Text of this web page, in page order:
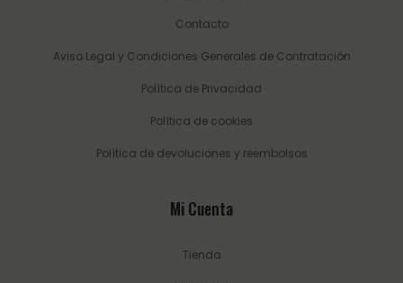
Contacto
Aviso Legal y Condiciones Generales de Contratación
Política de Privacidad
Política de cookies
Política de devoluciones y reembolsos
Mi Cuenta
Tienda